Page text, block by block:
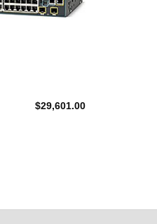
$29,601.00